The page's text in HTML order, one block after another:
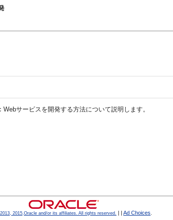
サービスを開発する方法について説明します。
2015,Oracle and/or its affiliates. All rights reserved. | | Ad Choices